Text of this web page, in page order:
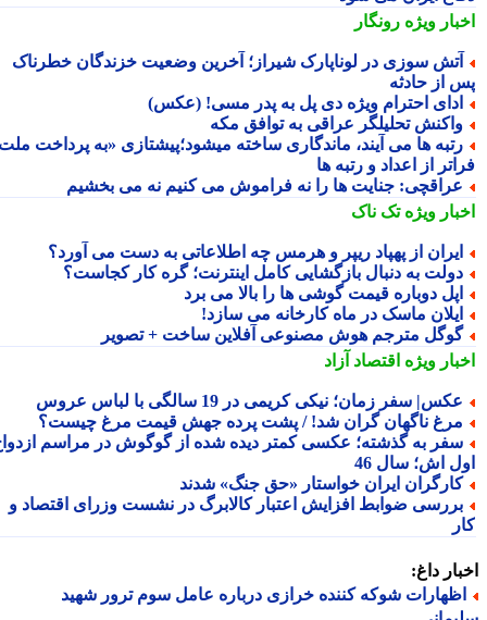
ویژهرونگار
سوزی در لوناپارک شیراز؛ آخرین وضعیت خزندگان خطرناک
از حادثه
احترام ویژه دی پل به پدر مسی! (عکس)
تحلیلگر عراقی به توافق مکه
ها می آیند، ماندگاری ساخته میشود؛پیشتازی «به پرداخت ملت
از اعداد و رتبه ها
جنایت ها را نه فراموش می کنیم نه می بخشیم
ویژهتک ناک
از پهپاد ریپر و هرمس چه اطلاعاتی به دست می آورد؟
به دنبال بازگشایی کامل اینترنت؛ گره کار کجاست؟
دوباره قیمت گوشی ها را بالا می برد
ماسک در ماه کارخانه می سازد!
مترجم هوش مصنوعی آفلاین ساخت + تصویر
ویژهاقتصاد آزاد
سفر زمان؛ نیکی کریمی در 19 سالگی با لباس عروس
ناگهان گران شد! / پشت پرده جهش قیمت مرغ چیست؟
به گذشته؛ عکسی کمتر دیده شده از گوگوش در مراسم ازدواج
اش؛ سال 46
ایران خواستار «حق جنگ» شدند
ضوابط افزایش اعتبار کالابرگ در نشست وزرای اقتصاد و
داغ:
شوکه کننده خرازی درباره عامل سوم ترور شهید